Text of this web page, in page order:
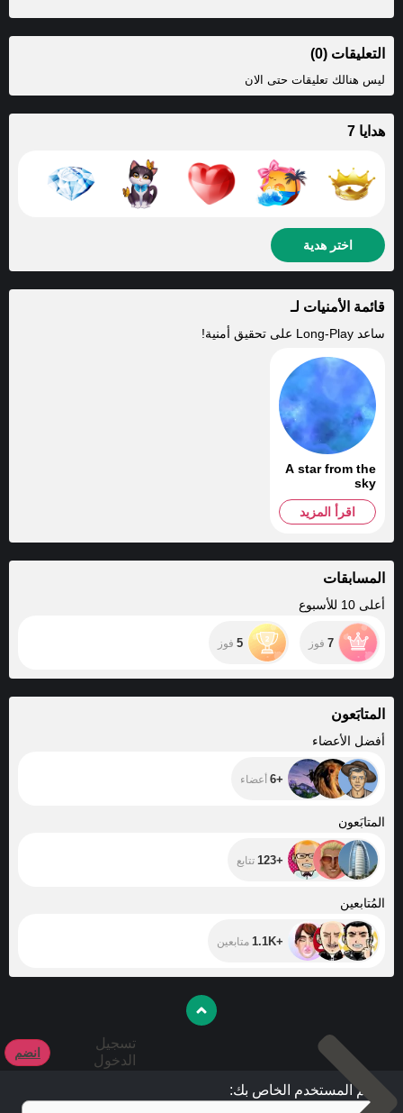
التعليقات (0)
ليس هنالك تعليقات حتى الان
هدايا 7
اختر هدية
قائمة الأمنيات لـ
ساعد Long-Play على تحقيق أمنية!
A star from the
sky
اقرأ المزيد
المسابقات
أعلى 10 للأسبوع
7 فوز 5 فوز
المتابَعون
أفضل الأعضاء
+6 أعضاء
المتابَعون
+123 تتابع
المُتابعين
+1.1K متابعين
تسجيل
الدخول
انضم
اسم المستخدم الخاص بك: